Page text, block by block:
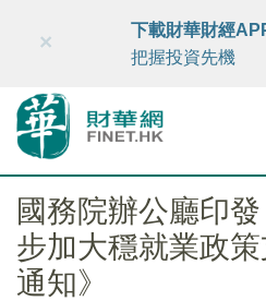
財華智庫網 FINTV
×
下載財華財經
把握投資先機
國務院辦公廳印
步加大穩就業政
通知》